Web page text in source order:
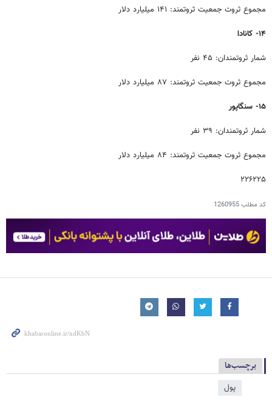
مجموع ثروت جمعیت ثروتمند: ۱۴۱ میلیارد دلار
۱۴- کانادا
شمار ثروتمندان: ۴۵ نفر
مجموع ثروت جمعیت ثروتمند: ۸۷ میلیارد دلار
۱۵- سنگاپور
شمار ثروتمندان: ۳۹ نفر
مجموع ثروت جمعیت ثروتمند: ۸۴ میلیارد دلار
۲۲۶۲۲۵
کد مطلب1260955
برچسب‌ها
پول